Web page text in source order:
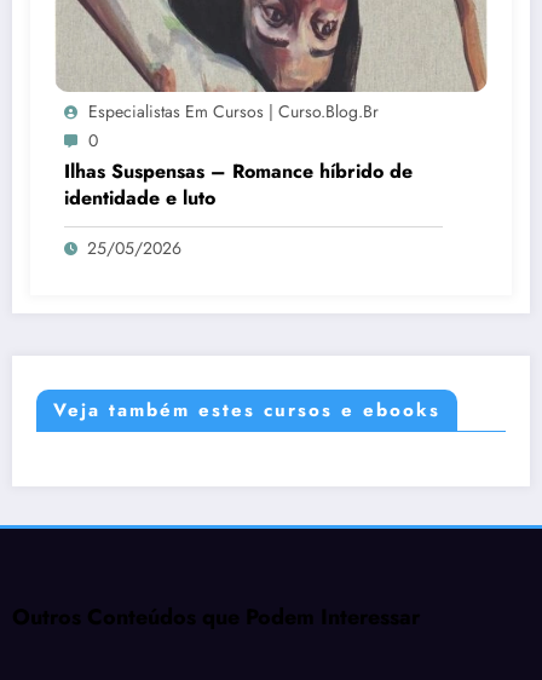
Especialistas Em Cursos | Curso.blog.br
0
Ilhas Suspensas – Romance híbrido de
identidade e luto
25/05/2026
Veja também estes cursos e ebooks
Outros Conteúdos que Podem Interessar